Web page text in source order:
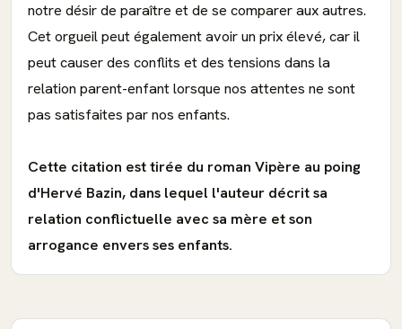
notre désir de paraître et de se comparer aux autres.
Cet orgueil peut également avoir un prix élevé, car il
peut causer des conflits et des tensions dans la
relation parent-enfant lorsque nos attentes ne sont
pas satisfaites par nos enfants.
Cette citation est tirée du roman Vipère au poing
d'Hervé Bazin, dans lequel l'auteur décrit sa
relation conflictuelle avec sa mère et son
arrogance envers ses enfants.